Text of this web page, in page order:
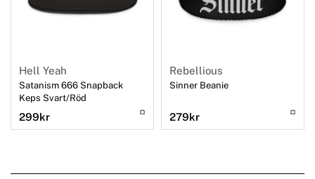
Hell Yeah
Satanism 666 Snapback
Keps Svart/Röd
299kr
Rebellious
Sinner Beanie
279kr